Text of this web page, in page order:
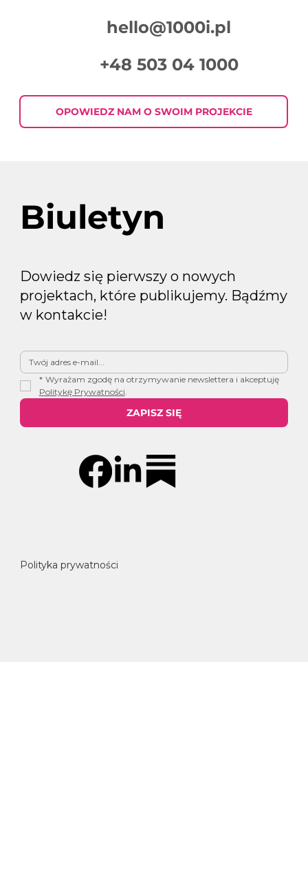
Podsumowanie Tygodnia w Digital
Marketingu 2026-07-30
hello@1000i.pl
+48 503 04 1000
OPOWIEDZ NAM O SWOIM PROJEKCIE
Polityka prywatności
Biuletyn
Dowiedz się pierwszy o nowych
projektach, które publikujemy. Bądźmy
w kontakcie!
*
Wyrażam zgodę na otrzymywanie newslettera i akceptuję
Politykę Prywatności.
ZAPISZ SIĘ